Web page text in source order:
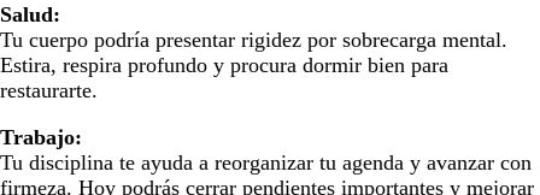
Salud:
Tu cuerpo podría presentar rigidez por sobrecarga mental.
Estira, respira profundo y procura dormir bien para
restaurarte.
Trabajo:
Tu disciplina te ayuda a reorganizar tu agenda y avanzar con
firmeza. Hoy podrás cerrar pendientes importantes y mejorar